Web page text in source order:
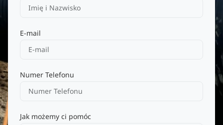
E-mail
Numer Telefonu
Jak możemy ci pomóc